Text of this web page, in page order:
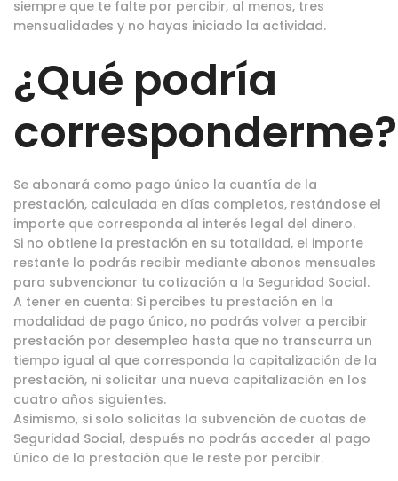
siempre que te falte por percibir, al menos, tres
mensualidades y no hayas iniciado la actividad.
¿Qué podría
corresponderme?
Se abonará como pago único la cuantía de la
prestación, calculada en días completos, restándose el
importe que corresponda al interés legal del dinero.
Si no obtiene la prestación en su totalidad, el importe
restante lo podrás recibir mediante abonos mensuales
para subvencionar tu cotización a la Seguridad Social.
A tener en cuenta: Si percibes tu prestación en la
modalidad de pago único, no podrás volver a percibir
prestación por desempleo hasta que no transcurra un
tiempo igual al que corresponda la capitalización de la
prestación, ni solicitar una nueva capitalización en los
cuatro años siguientes.
Asimismo, si solo solicitas la subvención de cuotas de
Seguridad Social, después no podrás acceder al pago
único de la prestación que le reste por percibir.